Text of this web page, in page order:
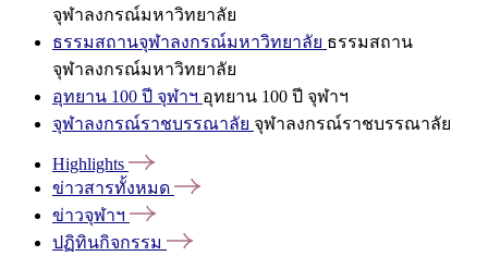
จุฬาลงกรณ์มหาวิทยาลัย
ธรรมสถานจุฬาลงกรณ์มหาวิทยาลัย ธรรมสถาน
จุฬาลงกรณ์มหาวิทยาลัย
อุทยาน 100 ปี จุฬาฯ อุทยาน 100 ปี จุฬาฯ
จุฬาลงกรณ์ราชบรรณาลัย จุฬาลงกรณ์ราชบรรณาลัย
Highlights
ข่าวสารทั้งหมด
ข่าวจุฬาฯ
ปฏิทินกิจกรรม